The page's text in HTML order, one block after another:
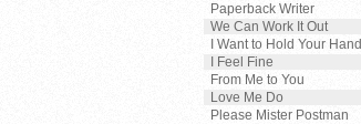
Paperback Writer
We Can Work It Out
I Want to Hold Your Hand
I Feel Fine
From Me to You
Love Me Do
Please Mister Postman